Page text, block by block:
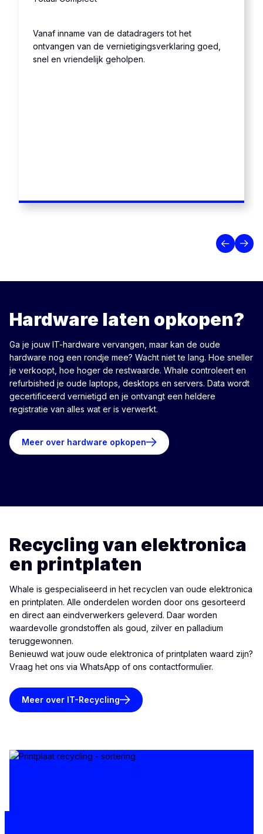
Vanaf inname van de datadragers tot het
ontvangen van de vernietigingsverklaring goed,
snel en vriendelijk geholpen.
Hardware laten opkopen?
Ga je jouw IT-hardware vervangen, maar kan de oude
hardware nog een rondje mee? Wacht niet te lang. Hoe sneller
je verkoopt, hoe hoger de restwaarde. Whale controleert en
refurbished je oude laptops, desktops en servers. Data wordt
gecertificeerd vernietigd en je ontvangt een heldere
registratie van alles wat er is verwerkt.
Meer over hardware opkopen
Recycling van elektronica
en printplaten
Whale is gespecialiseerd in het recyclen van oude elektronica
en printplaten. Alle onderdelen worden door ons gesorteerd
en direct aan eindverwerkers geleverd. Daar worden
waardevolle grondstoffen als goud, zilver en palladium
teruggewonnen.
Benieuwd wat jouw oude elektronica of printplaten waard zijn?
Vraag het ons via WhatsApp of ons contactformulier.
Meer over IT-Recycling